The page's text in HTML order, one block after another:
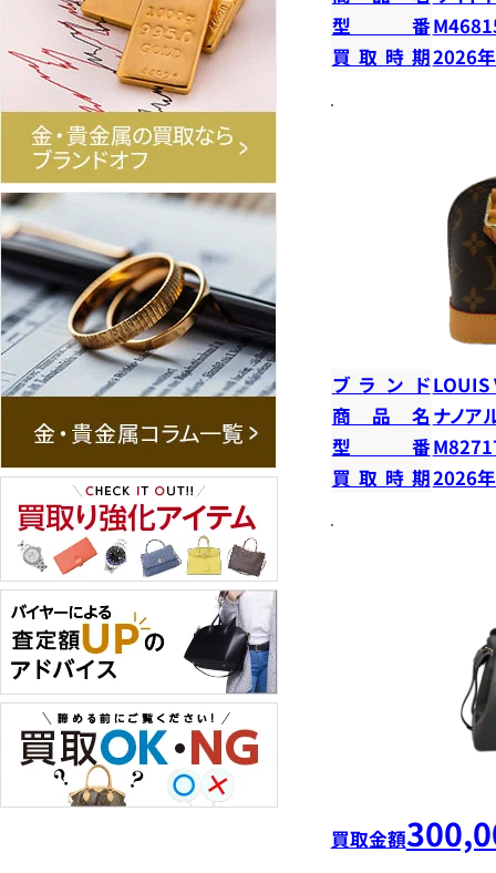
型番
買取時期2026
ブランドLOUIS
商品名 ナノア
型番
買取時期2026
買取金額